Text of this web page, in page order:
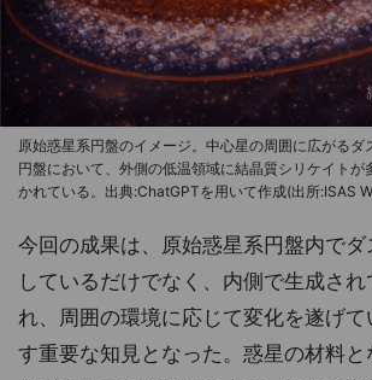
原始惑星系円盤のイメージ。中心星の周囲に広がるダ
円盤において、外側の低温領域に結晶質シリケイトが
かれている。出典:ChatGPTを用いて作成(出所:ISAS
今回の成果は、原始惑星系円盤内で
しているだけでなく、内側で生成さ
れ、周囲の環境に応じて変化を遂げ
す重要な知見となった。惑星の材料と